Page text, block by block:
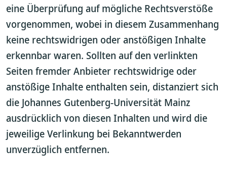
eine Überprüfung auf mögliche Rechtsverstöße
vorgenommen, wobei in diesem Zusammenhang
keine rechtswidrigen oder anstößigen Inhalte
erkennbar waren. Sollten auf den verlinkten
Seiten fremder Anbieter rechtswidrige oder
anstößige Inhalte enthalten sein, distanziert sich
die Johannes Gutenberg-Universität Mainz
ausdrücklich von diesen Inhalten und wird die
jeweilige Verlinkung bei Bekanntwerden
unverzüglich entfernen.